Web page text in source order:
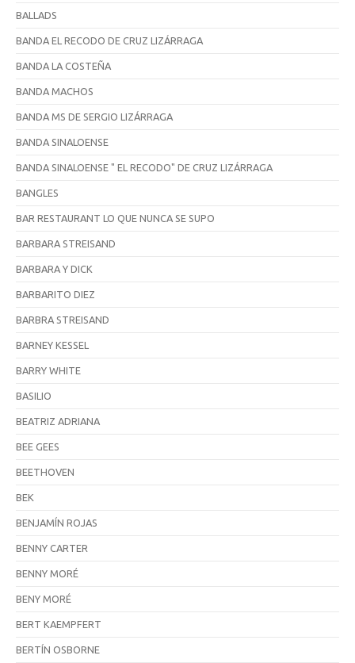
BALLADS
BANDA EL RECODO DE CRUZ LIZÁRRAGA
BANDA LA COSTEÑA
BANDA MACHOS
BANDA MS DE SERGIO LIZÁRRAGA
BANDA SINALOENSE
BANDA SINALOENSE " EL RECODO" DE CRUZ LIZÁRRAGA
BANGLES
BAR RESTAURANT LO QUE NUNCA SE SUPO
BARBARA STREISAND
BARBARA Y DICK
BARBARITO DIEZ
BARBRA STREISAND
BARNEY KESSEL
BARRY WHITE
BASILIO
BEATRIZ ADRIANA
BEE GEES
BEETHOVEN
BEK
BENJAMÍN ROJAS
BENNY CARTER
BENNY MORÉ
BENY MORÉ
BERT KAEMPFERT
BERTÍN OSBORNE